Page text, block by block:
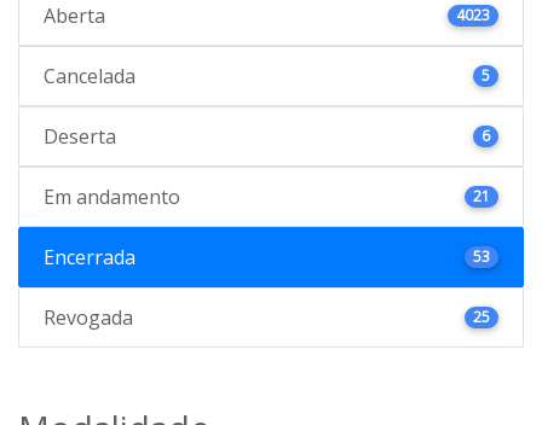
Aberta 4023
Cancelada 5
Deserta 6
Em andamento 21
Encerrada 53
Revogada 25